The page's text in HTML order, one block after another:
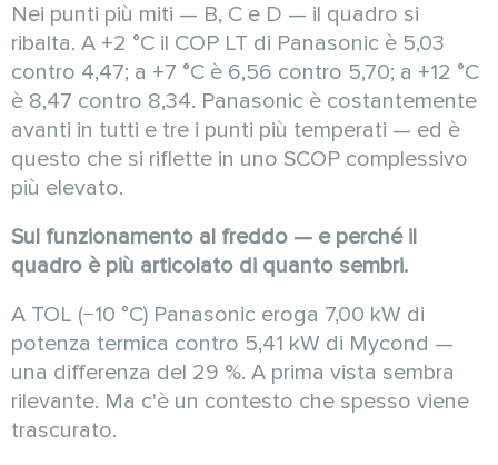
Nei punti più miti — B, C e D — il quadro si
ribalta. A +2 °C il COP LT di Panasonic è 5,03
contro 4,47; a +7 °C è 6,56 contro 5,70; a +12 °C
è 8,47 contro 8,34. Panasonic è costantemente
avanti in tutti e tre i punti più temperati — ed è
questo che si riflette in uno SCOP complessivo
più elevato.
Sul funzionamento al freddo — e perché il
quadro è più articolato di quanto sembri.
A TOL (−10 °C) Panasonic eroga 7,00 kW di
potenza termica contro 5,41 kW di Mycond —
una differenza del 29 %. A prima vista sembra
rilevante. Ma c'è un contesto che spesso viene
trascurato.